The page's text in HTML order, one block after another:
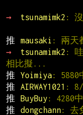
→
tsunamimk2 :
推
mausaki : 兩天
→
tsunamimk2 :
相比擬...
推
Yoimiya: 5880
推
AIRWAY1021 : 8/
推
BuyBuy : 4280
推
dongchann: 去